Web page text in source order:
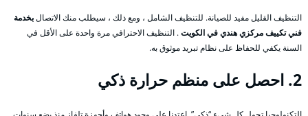
التنظيف القليل مفيد للصيانة. للتنظيف الشامل ، ومع ذلك ، سيطلب منك الاتصالبخدمة
فني تكييف مركزي هندي في الكويت. التنظيف الاحترافي مرة واحدة على الأقل في
السنة يكفي للحفاظ على نظام تبريد موثوق به.
2. احصل على منظم حرارة ذكي